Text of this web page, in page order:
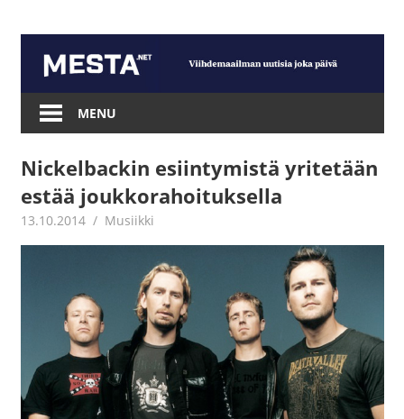
content
Mesta.net
MENU
Nickelbackin esiintymistä yritetään
estää joukkorahoituksella
13.10.2014 mestanet
Musiikki